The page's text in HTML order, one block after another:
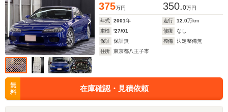
375万円 350.0万円
年式 2001年 走行 12.0万km
車検
'27/01 修復
なし
保証
保証無 整備
法定整備無
住所
東京都八王子市
無
料
在庫確認・見積依頼